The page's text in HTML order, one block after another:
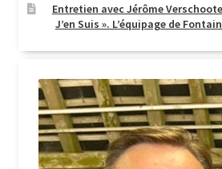
Entretien avec Jérôme
J’en Suis ». L’équipage de